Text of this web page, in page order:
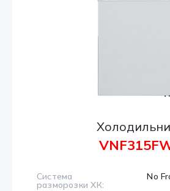
Система
разморозки ХК:
No